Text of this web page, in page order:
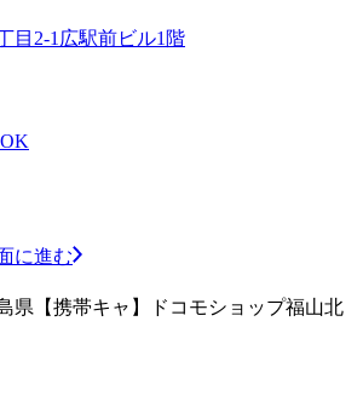
目2-1広駅前ビル1階
に進む
県【携帯キャ】ドコモショップ福山北